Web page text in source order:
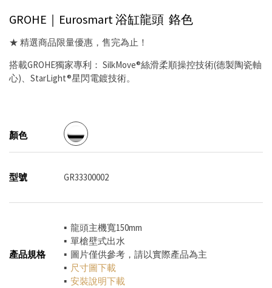
GROHE｜Eurosmart 浴缸龍頭 鉻色
★ 精選商品限量優惠，售完為止！
搭載GROHE獨家專利： SilkMove®絲滑柔順操控技術(德製陶瓷軸
心)、StarLight®星閃電鍍技術。
顏色
型號 GR33300002
產品規格
▪ 龍頭主機寬150mm
▪ 單槍壁式出水
▪ 圖片僅供參考，請以實際產品為主
▪ 尺寸圖下載
▪ 安裝說明下載